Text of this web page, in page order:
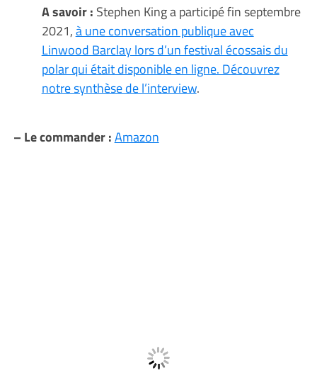
A savoir : Stephen King a participé fin septembre
2021,à une conversation publique avec
Linwood Barclay lors d’un festival écossais du
polar qui était disponible en ligne. Découvrez
notre synthèse de l’interview.
– Le commander :Amazon